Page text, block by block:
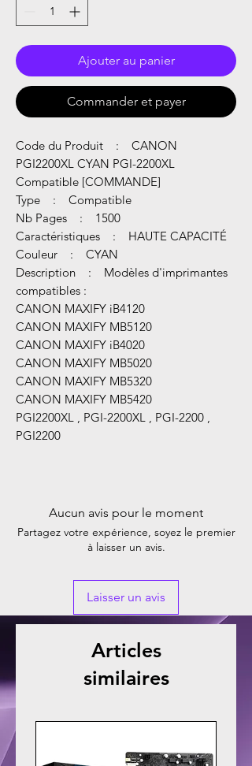
Ajouter au panier
Commander et payer
Code du Produit : CANON
PGI2200XL CYAN PGI-2200XL
Compatible [COMMANDE]
Type : Compatible
Nb Pages : 1500
Caractéristiques : HAUTE CAPACITÉ
Couleur : CYAN
Description : Modèles d'imprimantes
compatibles :
CANON MAXIFY iB4120
CANON MAXIFY MB5120
CANON MAXIFY iB4020
CANON MAXIFY MB5020
CANON MAXIFY MB5320
CANON MAXIFY MB5420
PGI2200XL , PGI-2200XL , PGI-2200 ,
PGI2200
Aucun avis pour le moment
Partagez votre expérience, soyez le premier
à laisser un avis.
Laisser un avis
Articles
similaires